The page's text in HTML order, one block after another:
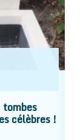
tombes
célèbres !